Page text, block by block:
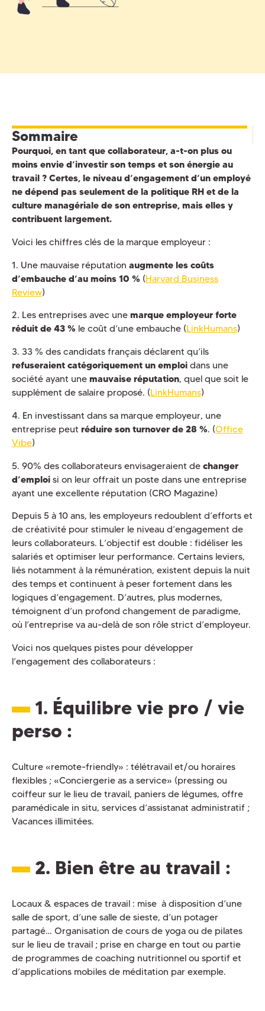
Sommaire
Pourquoi, en tant que collaborateur, a-t-on plus ou
moins envie d’investir son temps et son énergie au
travail ? Certes, le niveau d’engagement d’un employé
ne dépend pas seulement de la politique RH et de la
culture managériale de son entreprise, mais elles y
contribuent largement.
Voici les chiffres clés de la marque employeur :
1. Une mauvaise réputation augmente les coûts
d’embauche d’au moins 10 %(Harvard Business
Review)
2. Les entreprises avec une marque employeur forte
réduit de 43 %le coût d’une embauche (LinkHumans)
3. 33 % des candidats français déclarent qu’ils
refuseraient catégoriquement un emploidans une
société ayant une mauvaise réputation, quel que soit le
supplément de salaire proposé. (LinkHumans)
4. En investissant dans sa marque employeur, une
entreprise peut réduire son turnover de 28 %. (Office
Vibe)
5. 90% des collaborateurs envisageraient de changer
d’emploisi on leur offrait un poste dans une entreprise
ayant une excellente réputation (CRO Magazine)
Depuis 5 à 10 ans, les employeurs redoublent d’efforts et
de créativité pour stimuler le niveau d’engagement de
leurs collaborateurs. L’objectif est double : fidéliser les
salariés et optimiser leur performance. Certains leviers,
liés notamment à la rémunération, existent depuis la nuit
des temps et continuent à peser fortement dans les
logiques d’engagement. D’autres, plus modernes,
témoignent d’un profond changement de paradigme,
où l’entreprise va au-delà de son rôle strict d’employeur.
Voici nos quelques pistes pour développer
l’engagement des collaborateurs :
1. Équilibre vie pro / vie
perso :
Culture «remote-friendly» : télétravail et/ou horaires
flexibles ; «Conciergerie as a service» (pressing ou
coiffeur sur le lieu de travail, paniers de légumes, offre
paramédicale in situ, services d’assistanat administratif ;
Vacances illimitées.
2. Bien être au travail :
Locaux & espaces de travail : mise à disposition d’une
salle de sport, d’une salle de sieste, d’un potager
partagé… Organisation de cours de yoga ou de pilates
sur le lieu de travail ; prise en charge en tout ou partie
de programmes de coaching nutritionnel ou sportif et
d’applications mobiles de méditation par exemple.